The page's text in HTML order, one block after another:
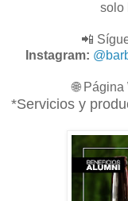
solo
📲
Instagram:
🌐 Página
*Servicios y